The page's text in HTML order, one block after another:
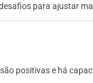
para ajustar
positivas e há